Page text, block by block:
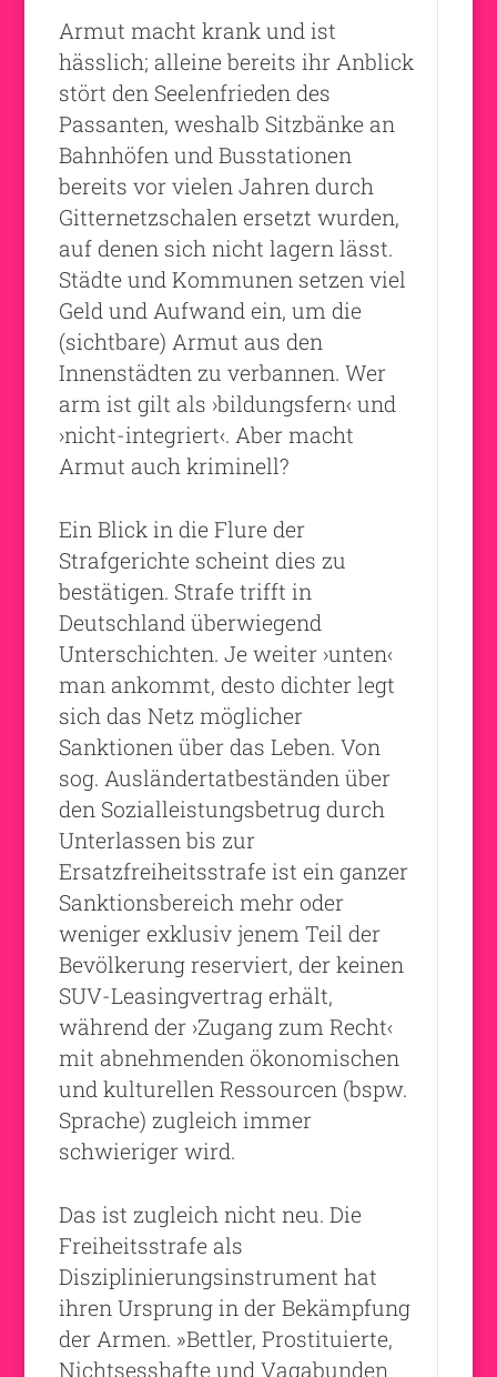
Armut macht krank und ist
hässlich; alleine bereits ihr Anblick
stört den Seelenfrieden des
Passanten, weshalb Sitzbänke an
Bahnhöfen und Busstationen
bereits vor vielen Jahren durch
Gitternetzschalen ersetzt wurden,
auf denen sich nicht lagern lässt.
Städte und Kommunen setzen viel
Geld und Aufwand ein, um die
(sichtbare) Armut aus den
Innenstädten zu verbannen. Wer
arm ist gilt als ›bildungsfern‹ und
›nicht-integriert‹. Aber macht
Armut auch kriminell?
Ein Blick in die Flure der
Strafgerichte scheint dies zu
bestätigen. Strafe trifft in
Deutschland überwiegend
Unterschichten. Je weiter ›unten‹
man ankommt, desto dichter legt
sich das Netz möglicher
Sanktionen über das Leben. Von
sog. Ausländertatbeständen über
den Sozialleistungsbetrug durch
Unterlassen bis zur
Ersatzfreiheitsstrafe ist ein ganzer
Sanktionsbereich mehr oder
weniger exklusiv jenem Teil der
Bevölkerung reserviert, der keinen
SUV-Leasingvertrag erhält,
während der ›Zugang zum Recht‹
mit abnehmenden ökonomischen
und kulturellen Ressourcen (bspw.
Sprache) zugleich immer
schwieriger wird.
Das ist zugleich nicht neu. Die
Freiheitsstrafe als
Disziplinierungsinstrument hat
ihren Ursprung in der Bekämpfung
der Armen. »Bettler, Prostituierte,
Nichtsesshafte und Vagabunden